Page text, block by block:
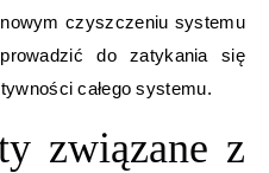
czyszczeniu systemu
do zatykania się
całego systemu.
związane z